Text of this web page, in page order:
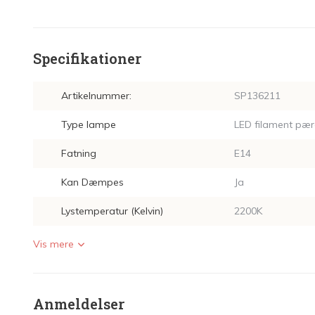
Specifikationer
Artikelnummer: SP136211
Type lampe LED filament
Fatning E14
Kan Dæmpes Ja
Lystemperatur (Kelvin) 2200K
Vis mere
Anmeldelser